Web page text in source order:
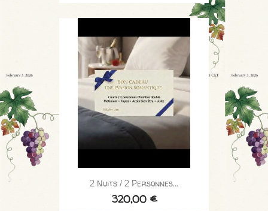
2 Nuits / 2 Personnes...
320,00 €